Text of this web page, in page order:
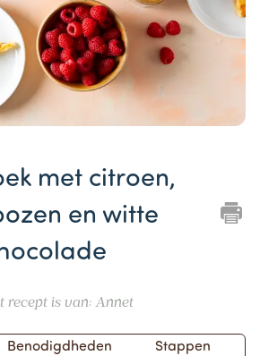
met citroen,
en witte
recept is van: Annet
Benodigdheden Stappen